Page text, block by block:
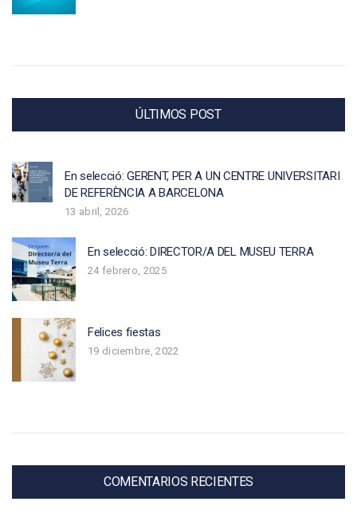
ÚLTIMOS POST
En selecció: GERENT, PER A UN CENTRE UNIVERSITARI
DE REFERÈNCIA A BARCELONA
13 abril, 2026
En selecció: DIRECTOR/A DEL MUSEU TERRA
24 febrero, 2025
Felices fiestas
19 diciembre, 2022
COMENTARIOS RECIENTES